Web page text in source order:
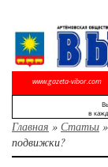
www.gazeta-vibor.com
в
Главная » Статьи »
подвижки?